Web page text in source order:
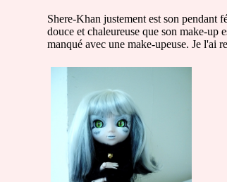
Shere-Khan justement est son pendant
douce et chaleureuse que son make-up
manqué avec une make-upeuse. Je l'ai